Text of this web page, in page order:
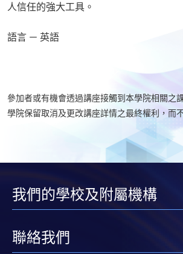
人信任的強大工具。
語言 － 英語
參加者或有機會透過講座接觸到本學院相關之
學院保留取消及更改講座詳情之最終權利，而
我們的學校及附屬機構
聯絡我們